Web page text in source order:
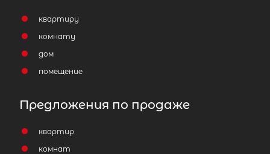
квартиру
комнату
дом
помещение
Предложения по продаже
квартир
комнат